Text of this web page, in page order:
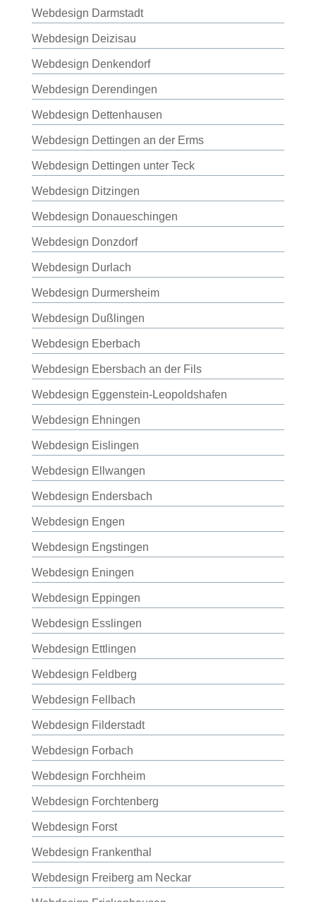
Webdesign Darmstadt
Webdesign Deizisau
Webdesign Denkendorf
Webdesign Derendingen
Webdesign Dettenhausen
Webdesign Dettingen an der Erms
Webdesign Dettingen unter Teck
Webdesign Ditzingen
Webdesign Donaueschingen
Webdesign Donzdorf
Webdesign Durlach
Webdesign Durmersheim
Webdesign Dußlingen
Webdesign Eberbach
Webdesign Ebersbach an der Fils
Webdesign Eggenstein-Leopoldshafen
Webdesign Ehningen
Webdesign Eislingen
Webdesign Ellwangen
Webdesign Endersbach
Webdesign Engen
Webdesign Engstingen
Webdesign Eningen
Webdesign Eppingen
Webdesign Esslingen
Webdesign Ettlingen
Webdesign Feldberg
Webdesign Fellbach
Webdesign Filderstadt
Webdesign Forbach
Webdesign Forchheim
Webdesign Forchtenberg
Webdesign Forst
Webdesign Frankenthal
Webdesign Freiberg am Neckar